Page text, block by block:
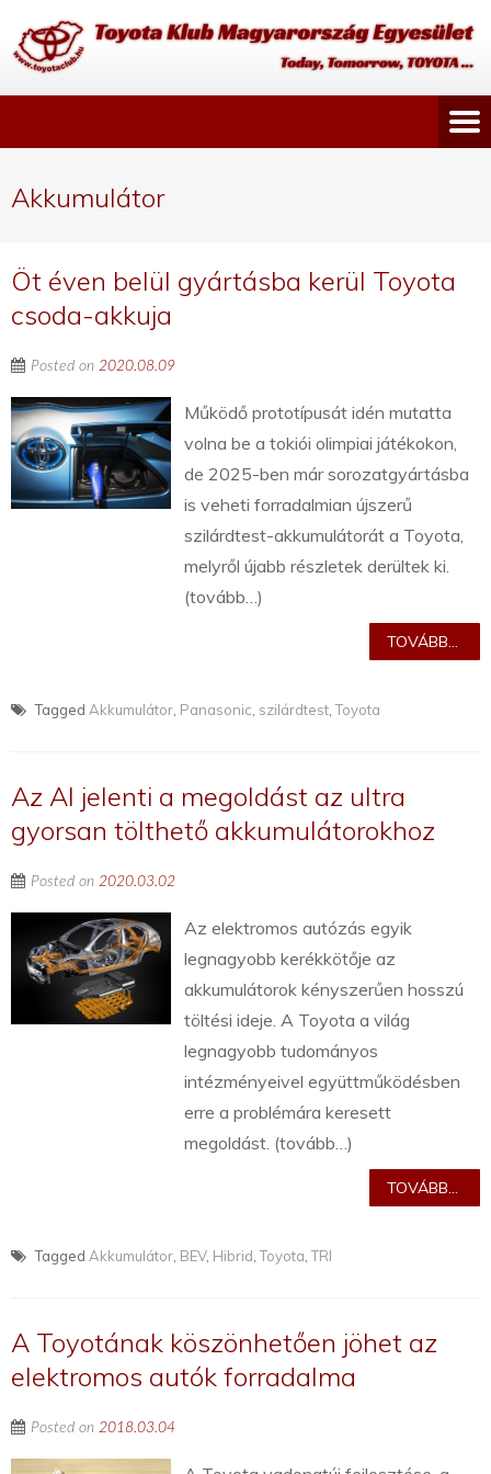
Akkumulátor
Öt éven belül gyártásba kerül Toyota
csoda-akkuja
Posted on 2020.08.09
Működő prototípusát idén mutatta
volna be a tokiói olimpiai játékokon,
de 2025-ben már sorozatgyártásba
is veheti forradalmian újszerű
szilárdtest-akkumulátorát a Toyota,
melyről újabb részletek derültek ki.
(tovább…)
TOVÁBB...
Tagged Akkumulátor Panasonic szilárdtest ,Toyota
Az AI jelenti a megoldást az ultra
gyorsan tölthető akkumulátorokhoz
Posted on 2020.03.02
Az elektromos autózás egyik
legnagyobb kerékkötője az
akkumulátorok kényszerűen hosszú
töltési ideje. A Toyota a világ
legnagyobb tudományos
intézményeivel együttműködésben
erre a problémára keresett
megoldást. (tovább…)
TOVÁBB...
Tagged Akkumulátor BEV, Hibrid ,Toyota ,TRI
A Toyotának köszönhetően jöhet az
elektromos autók forradalma
Posted on 2018.03.04